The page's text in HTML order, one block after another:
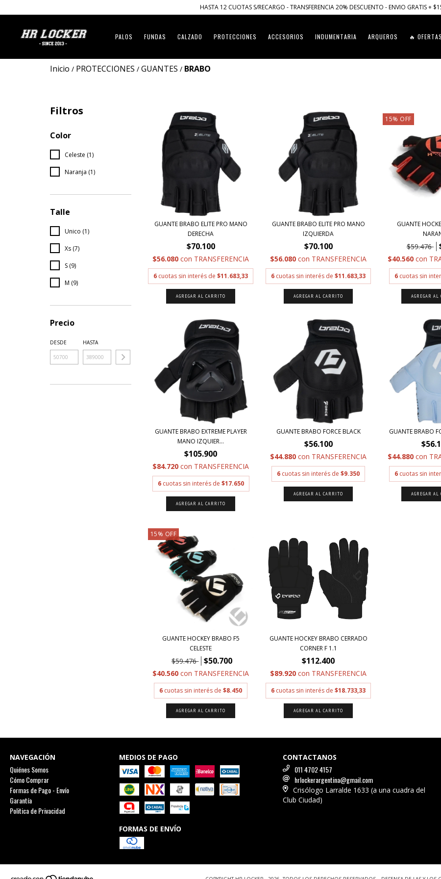
HASTA 12 CUOTAS S/RECARGO - TRANSFERENCIA 20% DESCUENTO - ENVIO GRATIS +
PALOS FUNDAS CALZADO PROTECCIONES ACCESORIOS INDUMENTARIA ARQUEROS 🔥
Inicio / PROTECCIONES / GUANTES / BRABO
Filtros
Color
Celeste (1)
Naranja (1)
Talle
Unico (1)
Xs (7)
S (9)
M (9)
Precio
DESDE HASTA
GUANTE BRABO ELITE PRO MANO
DERECHA
$70.100
$56.080con TRANSFERENCIA
6 cuotas sin interés de$11.683,33
AGREGAR AL CARRITO
GUANTE BRABO ELITE PRO MANO
IZQUIERDA
$70.100
$56.080con TRANSFERENCIA
6 cuotas sin interés de$11.683,33
AGREGAR AL CARRITO
15% OFF
GUANTE
$59.476
$40.560 con
6 cuotas sin
AGREGAR AL
GUANTE BRABO EXTREME PLAYER
MANO IZQUIER...
$105.900
$84.720con TRANSFERENCIA
6 cuotas sin interés de $17.650
AGREGAR AL CARRITO
GUANTE BRABO FORCE BLACK
$56.100
$44.880con TRANSFERENCIA
6 cuotas sin interés de$9.350
AGREGAR AL CARRITO
GUANTE BRABO
$44.880 con
6 cuotas sin
AGREGAR AL
15% OFF
GUANTE HOCKEY BRABO F5
CELESTE
$59.476 $50.700
$40.560con TRANSFERENCIA
6 cuotas sin interés de$8.450
AGREGAR AL CARRITO
GUANTE HOCKEY BRABO CERRADO
CORNER F 1.1
$112.400
$89.920con TRANSFERENCIA
6 cuotas sin interés de$18.733,33
AGREGAR AL CARRITO
NAVEGACIÓN
Quiénes Somos
Cómo Comprar
Formas de Pago - Envío
Garantía
Politica de Privacidad
MEDIOS DE PAGO
FORMAS DE ENVÍO
CONTACTANOS
011 4702 4157
hrlockerargentina@gmail.com
Crisólogo Larralde 1633 (a una cuadra del
Club Ciudad)